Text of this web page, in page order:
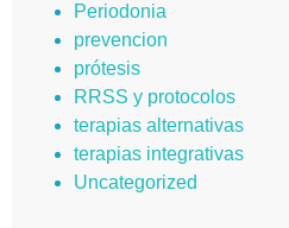
Periodonia
prevencion
prótesis
RRSS y protocolos
terapias alternativas
terapias integrativas
Uncategorized